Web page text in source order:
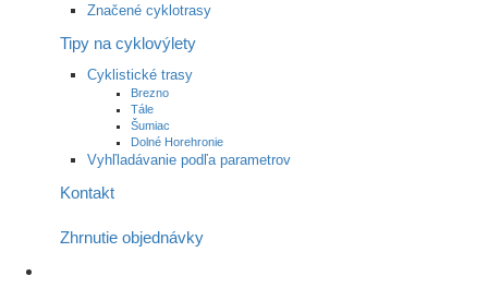
Značené cyklotrasy
Tipy na cyklovýlety
Cyklistické trasy
Brezno
Tále
Šumiac
Dolné Horehronie
Vyhľladávanie podľa parametrov
Kontakt
Zhrnutie objednávky